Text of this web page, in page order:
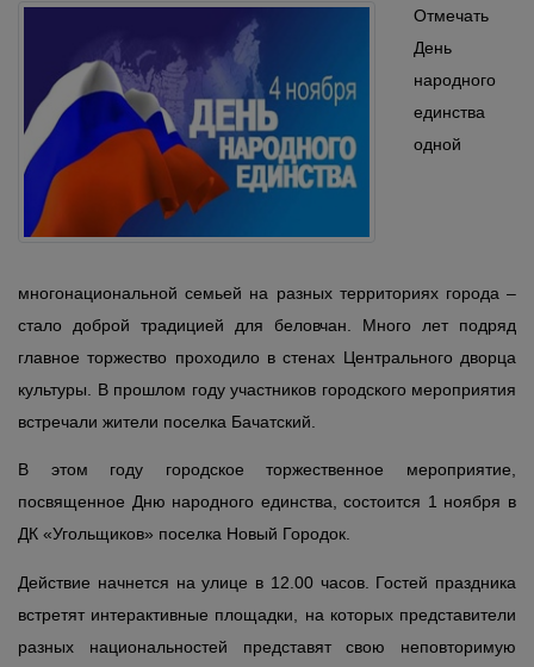
Отмечать
День
народного
единства
одной
многонациональной семьей на разных территориях города –
стало доброй традицией для беловчан. Много лет подряд
главное торжество проходило в стенах Центрального дворца
культуры. В прошлом году участников городского мероприятия
встречали жители поселка Бачатский.
В этом году городское торжественное мероприятие,
посвященное Дню народного единства, состоится 1 ноября в
ДК «Угольщиков» поселка Новый Городок.
Действие начнется на улице в 12.00 часов. Гостей праздника
встретят интерактивные площадки, на которых представители
разных национальностей представят свою неповторимую